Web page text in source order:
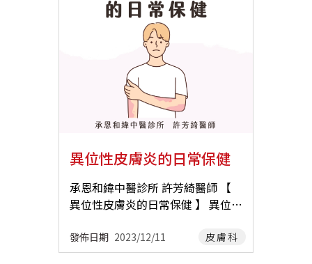
散、苦參湯加減。 不論是哪一型，
治療上都會依照體質調配個人化的
藥方， ꕤ 外敷中藥 與 ꕤ 內服中藥
並重，從「 排濕 」、「 清熱 」、
「 補脾 」、「 養血 」等方向著
的保養也很重要： 飲食清淡：避免
海鮮、炸辣、甜食與酒類。 穿著寬
但避免過度清潔。 學會管理壓力與
情緒，因為焦慮也會加重濕疹！ 濕
疹不是皮膚表面的小問題，而是身
體內部訊號的反應 調整生活、搭配
正確治療，讓我們能跟這些紅癢小
斑塊和平共處，甚至逐步遠離它的
品。若症狀較嚴重，可使用嬰幼兒
專用沐浴產品。 ▪︎ 適量塗抹無香
料、低刺激的保濕乳液，減少皮膚
因乾燥而搔癢。 ▪︎ 注意氣溫及濕
度的調節，氣候潮濕時，須用除濕
機。夏天氣溫悶熱，適時開冷氣以
免高溫及流汗加重病情。冬天不宜
過度使用暖氣，避免皮膚乾燥發癢
足睡眠、少熬夜，可從事放鬆身心
的活動釋放壓力，避免情緒波動。
推薦醫師 承恩總院 李彥禛 醫師 承
恩總院 吳孟穎 醫師 承恩大橋 林芳
和緯 莊佩蓁 醫師 承恩和緯 張永慶
醫師
燥止癢。 風寒束表型 ：常見於陽
氣不足之人，症見全身搔癢，小腿
前區域最為明顯，皮膚乾燥，上面
有鱗屑，溫暖的時候搔癢便會減
輕，治宜散寒祛風，和營止癢。 此
外，外用紫雲膏可滋潤、修復肌
膚，與口服藥合併使用效果更佳。
【 冬季癢的日常保健 】 除了吃藥
改善冬季搔癢。 洗澡時間不要太
或搓澡球大力搓洗肌膚。 盡量使用
溫和、無香料的沐浴乳，少用肥
內要趕快塗乳液保濕；建議使用凡
慣都需要做改變！ 【 生活習慣 】
使用溫和、成分單純的洗面乳，勿
過度清潔，以免造成皮脂膜受損，
也不要隨意使用去角質產品。 適度
保濕。 進行戶外活動時可選用較清
爽不油膩的防曬乳，或以帽子、口
罩遮蔽陽光。 睡眠充足，勿熬夜，
最好在晚上11點前就寢。 適度運
動，注意紓壓。 不要用手摳臉，講
電話時避免用手機碰到臉。 【 飲食
習慣 】 少吃含高脂肪、高熱量甜
食、刺激性的食物，例如：麻辣
當的補充水分 推薦閱讀： ✦ MTS
微針 推薦醫師 承恩和緯 許芳綺 醫
皮膚科
異位性皮膚炎的日常保健
承恩和緯中醫診所 許芳綺醫師 【
異位性皮膚炎的日常保健 】 異位性
癢的皮膚發炎性疾病，病人常常合
併有過敏性鼻炎、氣喘等疾病，影
發佈日期 2023/12/11